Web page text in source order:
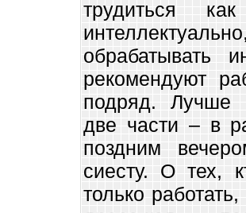
трудиться
обрабатывать
рекомендуют
подряд. Лучше
две части – в
поздним
сиесту. О тех,
только